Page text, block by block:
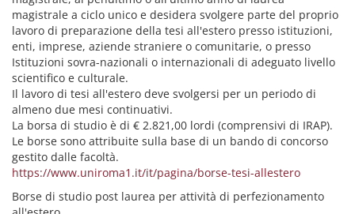
magistrale a ciclo unico e desidera svolgere parte del proprio
lavoro di preparazione della tesi all'estero presso istituzioni,
enti, imprese, aziende straniere o comunitarie, o presso
Istituzioni sovra-nazionali o internazionali di adeguato livello
scientifico e culturale.
Il lavoro di tesi all'estero deve svolgersi per un periodo di
almeno due mesi continuativi.
La borsa di studio è di € 2.821,00 lordi (comprensivi di IRAP).
Le borse sono attribuite sulla base di un bando di concorso
gestito dalle facoltà.
https://www.uniroma1.it/it/pagina/borse-tesi-allestero
Borse di studio post laurea per attività di perfezionamento